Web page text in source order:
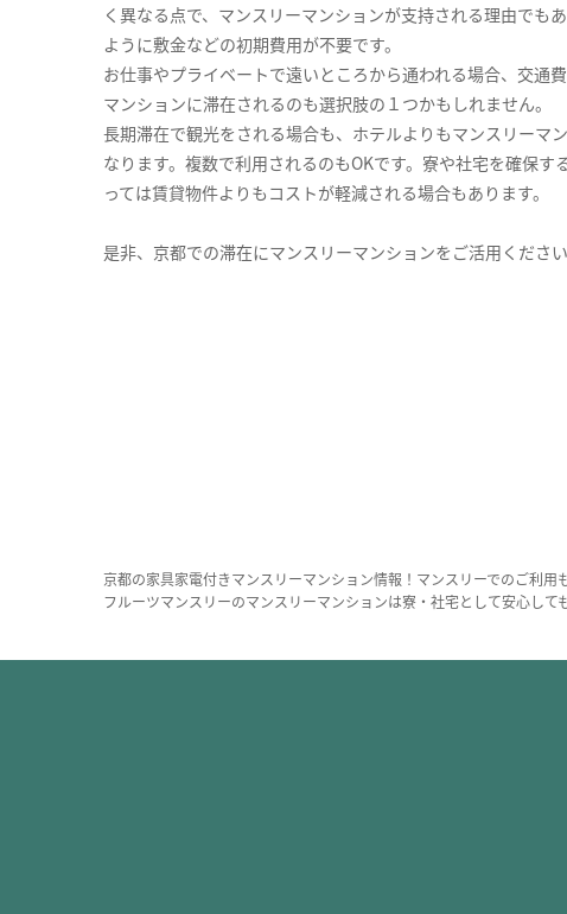
く異なる点で、マンスリーマンションが支持される理由でも
ように敷金などの初期費用が不要です。
お仕事やプライベートで遠いところから通われる場合、交通
マンションに滞在されるのも選択肢の１つかもしれません。
長期滞在で観光をされる場合も、ホテルよりもマンスリーマ
なります。複数で利用されるのもOKです。寮や社宅を確保す
っては賃貸物件よりもコストが軽減される場合もあります。
是非、京都での滞在にマンスリーマンションをご活用ください
京都の家具家電付きマンスリーマンション情報！マンスリーでのご利
フルーツマンスリーのマンスリーマンションは寮・社宅として安心して